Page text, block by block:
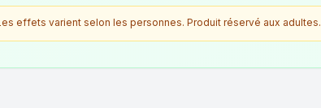
effets varient selon les personnes. Produit réservé aux adultes.